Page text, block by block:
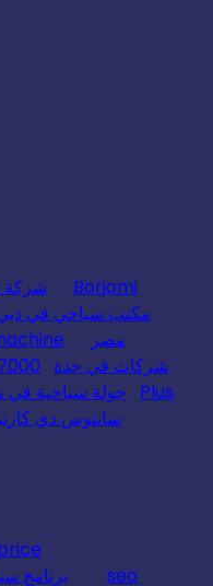
Borjomi
شركة
مكتب سياحي في
مصر
شركات في جدة
Plus
جولة سياحية في
سانتوس دي
seo
برنامج